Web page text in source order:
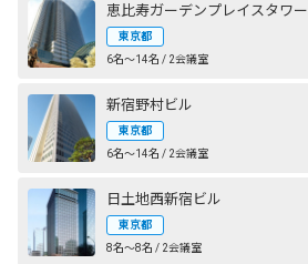
恵比寿ガーデンプレイスタワー
東京都
6名〜14名 / 2会議室
新宿野村ビル
東京都
6名〜14名 / 2会議室
日土地西新宿ビル
東京都
8名〜8名 / 2会議室